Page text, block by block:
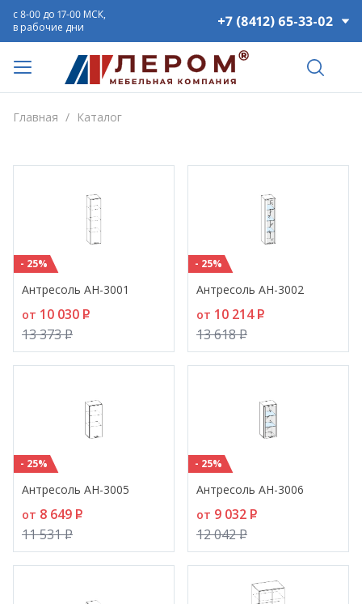
+7 (8412) 65-33-02
с 8-00 до 17-00 МСК,
в рабочие дни
Главная / Каталог
- 25%
Антресоль АН-3001
от 10 030 P
13 373P
- 25%
Антресоль АН-3002
от 10 214P
13 618P
- 25%
Антресоль АН-3005
от 8 649 P
11 531P
- 25%
Антресоль АН-3006
от 9 032 P
12 042P